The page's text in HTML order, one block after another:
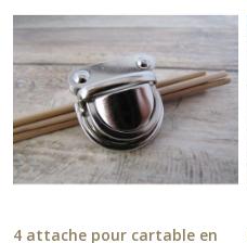
4 attache pour cartable en